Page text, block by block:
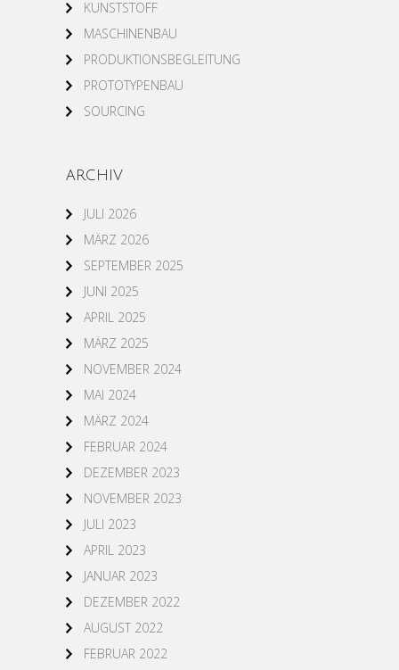
KUNSTSTOFF
MASCHINENBAU
PRODUKTIONSBEGLEITUNG
PROTOTYPENBAU
SOURCING
ARCHIV
JULI 2026
MÄRZ 2026
SEPTEMBER 2025
JUNI 2025
APRIL 2025
MÄRZ 2025
NOVEMBER 2024
MAI 2024
MÄRZ 2024
FEBRUAR 2024
DEZEMBER 2023
NOVEMBER 2023
JULI 2023
APRIL 2023
JANUAR 2023
DEZEMBER 2022
AUGUST 2022
FEBRUAR 2022